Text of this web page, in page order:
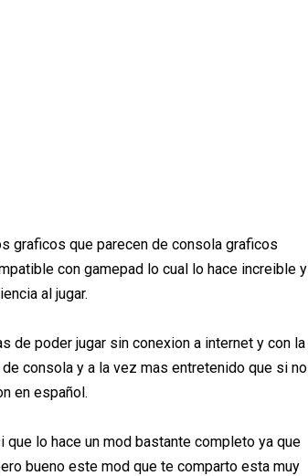
graficos que parecen de consola graficos
con gamepad lo cual lo hace increible y
al jugar.
de poder jugar sin conexion a internet y con la
consola y a la vez mas entretenido que si no
en español.
lo hace un mod bastante completo ya que
bueno este mod que te comparto esta muy